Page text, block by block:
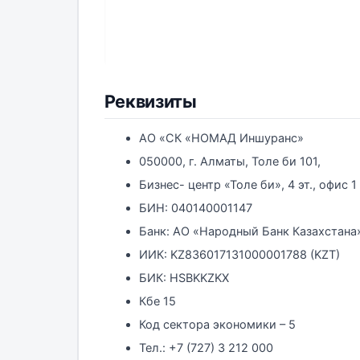
Реквизиты
АО «СК «НОМАД Иншуранс»
050000, г. Алматы, Толе би 101,
Бизнес- центр «Толе би», 4 эт., офис 1
БИН: 040140001147
Банк: АО «Народный Банк
ИИК: KZ836017131000001788 (KZT)
БИК: HSBKKZKX
Кбе 15
Код сектора экономики – 5
Тел.: +7 (727) 3 212 000